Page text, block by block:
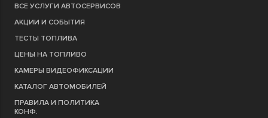
ВСЕ УСЛУГИ АВТОСЕРВИСОВ
АКЦИИ И СОБЫТИЯ
ТЕСТЫ ТОПЛИВА
ЦЕНЫ НА ТОПЛИВО
КАМЕРЫ ВИДЕОФИКСАЦИИ
КАТАЛОГ АВТОМОБИЛЕЙ
ПРАВИЛА И ПОЛИТИКА
КОНФ.